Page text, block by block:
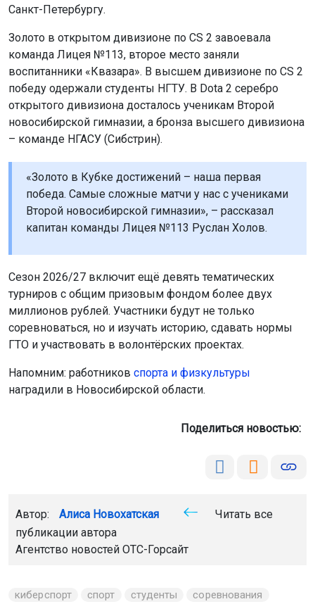
Санкт-Петербургу.
Золото в открытом дивизионе по CS 2 завоевала
команда Лицея №113, второе место заняли
воспитанники «Квазара». В высшем дивизионе по CS 2
победу одержали студенты НГТУ. В Dota 2 серебро
открытого дивизиона досталось ученикам Второй
новосибирской гимназии, а бронза высшего дивизиона
– команде НГАСУ (Сибстрин).
«Золото в Кубке достижений – наша первая
победа. Самые сложные матчи у нас с учениками
Второй новосибирской гимназии», – рассказал
капитан команды Лицея №113 Руслан Холов.
Сезон 2026/27 включит ещё девять тематических
турниров с общим призовым фондом более двух
миллионов рублей. Участники будут не только
соревноваться, но и изучать историю, сдавать нормы
ГТО и участвовать в волонтёрских проектах.
Напомним: работников спорта и физкультуры
наградили в Новосибирской области.
Поделиться новостью:
Автор: Алиса Новохатская
Читать все
публикации автора
Агентство новостей ОТС-Горсайт
киберспорт спорт студенты
соревнования